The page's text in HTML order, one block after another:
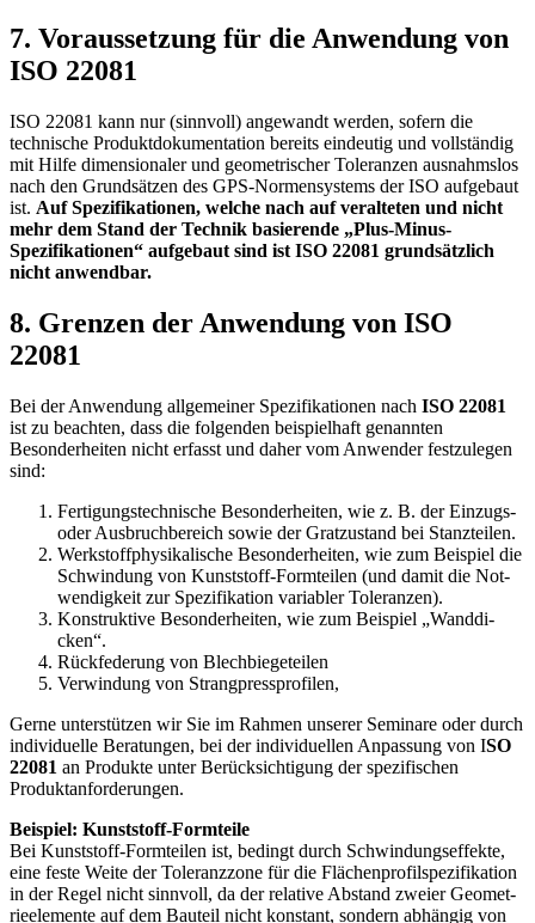
7. Voraussetzung für die Anwendung von
ISO 22081
ISO 22081 kann nur (sinnvoll) angewandt werden, sofern die
technische Produktdokumentation bereits eindeutig und vollständig
mit Hilfe dimensionaler und geometrischer Toleranzen ausnahmslos
nach den Grundsätzen des GPS-Normensystems der ISO aufgebaut
ist. Auf Spezifikationen, welche nach auf veralteten und nicht
mehr dem Stand der Technik basierende „Plus-Minus-
Spezifikationen“ aufgebaut sind ist ISO 22081 grundsätzlich
nicht anwendbar.
8. Grenzen der Anwendung von ISO
22081
Bei der Anwendung allgemeiner Spezifikationen nach ISO 22081
ist zu beachten, dass die folgenden beispielhaft genannten
Besonderheiten nicht erfasst und daher vom Anwender festzulegen
sind:
Fertigungstechnische Besonderheiten, wie z. B. der Ein­zugs-
oder Ausbruchbereich sowie der Grat­zustand bei Stanzteilen.
Werkstoffphysikalische Besonderheiten, wie zum Beispiel die
Schwindung von Kunststoff-Formtei­len (und damit die Not­
wendigkeit zur Spezifikation variabler Toleranzen).
Konstruktive Besonderheiten, wie zum Beispiel „Wanddi­
cken“.
Rückfederung von Blechbiegeteilen
Verwindung von Strangpressprofilen,
Gerne unterstützen wir Sie im Rahmen unserer Seminare oder durch
individuelle Beratungen, bei der individuellen Anpassung von ISO
22081 an Produkte unter Berücksichtigung der spezifischen
Produktanforderungen.
Beispiel: Kunststoff-Formteile
Bei Kunststoff-Formteilen ist, bedingt durch Schwindungseffekte,
eine feste Weite der Toleranzzone für die Flächenprofilspezifikation
in der Regel nicht sinnvoll, da der relative Abstand zweier Geomet­
rieelemente auf dem Bauteil nicht konstant, sondern abhängig von